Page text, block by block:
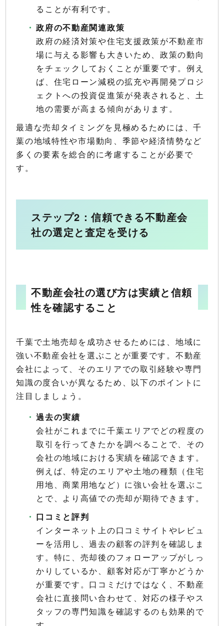
ることが有利です。
政府の不動産関連政策
政府の経済対策や住宅支援政策が不動産市
場に与える影響も大きいため、政策の動向
をチェックしておくことが重要です。例え
ば、住宅ローン減税の拡充や再開発プロジ
ェクトへの投資促進策が発表されると、土
地の需要が高まる傾向があります。
最適な売却タイミングを見極めるためには、千
葉の地域特性や市場動向、季節や経済情勢など
多くの要素を総合的に考慮することが必要で
す。
ステップ2：信頼できる不動産会
社の選定と査定を受ける
不動産会社の選び方は実績と信頼
性を確認すること
千葉で土地売却を成功させるためには、地域に
強い不動産会社を選ぶことが重要です。不動産
会社によって、そのエリアでの取引経験や専門
知識の度合いが異なるため、以下のポイントに
注目しましょう。
過去の実績
会社がこれまでに千葉エリアでどの程度の
取引を行ってきたかを調べることで、その
会社の地域における実績を確認できます。
例えば、特定のエリアや土地の種類（住宅
用地、商業用地など）に強い会社を選ぶこ
とで、より高値での売却が期待できます。
口コミと評判
インターネット上の口コミサイトやレビュ
ーを活用し、過去の顧客の評判を確認しま
す。特に、売却後のフォローアップがしっ
かりしているか、顧客対応が丁寧かどうか
が重要です。口コミだけではなく、不動産
会社に直接問い合わせて、対応の様子やス
タッフの専門知識を確認するのも効果的で